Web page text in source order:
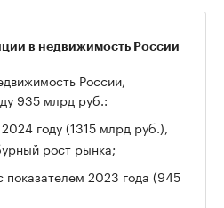
в недвижимость России
России,
935 млрд руб.:
году (1315 млрд руб.),
рост рынка;
показателем 2023 года (945